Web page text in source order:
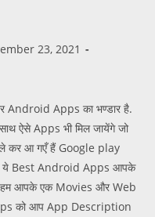
23, 2021
Android Apps का भण्डार है.
ऐसे Apps भी मिल जायेंगे जो
ले कर आ गएँ हैं Google play
Best Android Apps आपके
हम आपके एक Movies और Web
को आप App Description